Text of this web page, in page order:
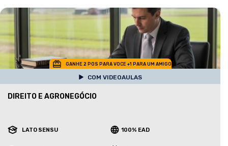
GANHE 2 POS PARA VOCE +1 PARA UM AMIGO
COM VIDEOAULAS
DIREITO E AGRONEGÓCIO
LATO SENSU 100% EAD